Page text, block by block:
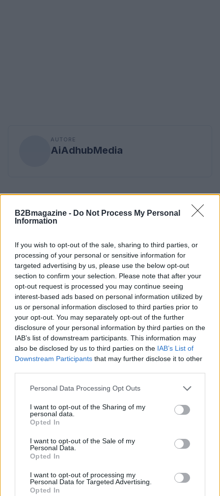
B2Bmagazine - Do Not Process My Personal
Information
If you wish to opt-out of the sale, sharing to third parties, or
processing of your personal or sensitive information for
targeted advertising by us, please use the below opt-out
section to confirm your selection. Please note that after your
opt-out request is processed you may continue seeing
interest-based ads based on personal information utilized by
us or personal information disclosed to third parties prior to
your opt-out. You may separately opt-out of the further
disclosure of your personal information by third parties on the
IAB’s list of downstream participants. This information may
also be disclosed by us to third parties on the IAB’s List of
Downstream Participants that may further disclose it to other
Please note that this website/app uses one or more Google
not limited to your visit or usage behaviour. You may click to
grant or deny consent to Google and its third-party tags to
use your data for below specified purposes in below Google
consent section.
Personal Data Processing Opt Outs
I want to opt-out of the Sharing of my
personal data.
Opted In
I want to opt-out of the Sale of my
Personal Data.
Opted In
I want to opt-out of processing my
Personal Data for Targeted Advertising.
Opted In
AUTORE
AiAdhubMedia
Continua a leggere